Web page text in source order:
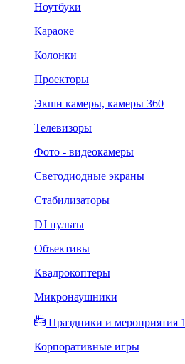
Ноутбуки
Караоке
Колонки
Проекторы
Экшн камеры, камеры 360
Телевизоры
Фото - видеокамеры
Светодиодные экраны
Стабилизаторы
DJ пульты
Объективы
Квадрокоптеры
Микронаушники
Праздники и мероприятия 1
Корпоративные игры